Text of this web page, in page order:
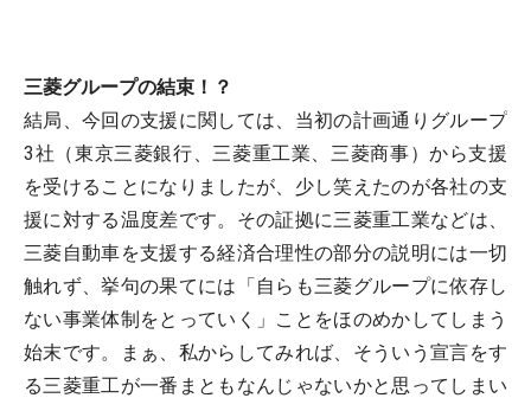
三菱グループの結束！？
結局、今回の支援に関しては、当初の計画通りグループ
3社（東京三菱銀行、三菱重工業、三菱商事）から支援
を受けることになりましたが、少し笑えたのが各社の支
援に対する温度差です。その証拠に三菱重工業などは、
三菱自動車を支援する経済合理性の部分の説明には一切
触れず、挙句の果てには「自らも三菱グループに依存し
ない事業体制をとっていく」ことをほのめかしてしまう
始末です。まぁ、私からしてみれば、そういう宣言をす
る三菱重工が一番まともなんじゃないかと思ってしまい